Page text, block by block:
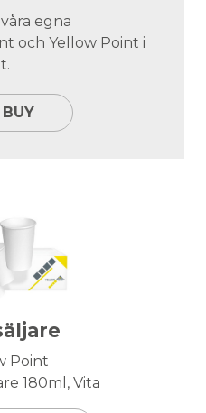
egna
och Yellow Point i
Point
180ml, Vita